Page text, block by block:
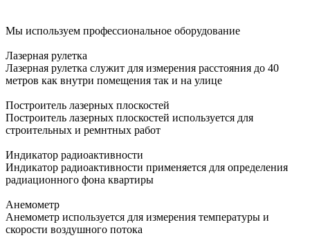
Мы используем профессиональное оборудование
Лазерная рулетка
Лазерная рулетка служит для измерения расстояния до 40
метров как внутри помещения так и на улице
Построитель лазерных плоскостей
Построитель лазерных плоскостей используется для
строительных и ремнтных работ
Индикатор радиоактивности
Индикатор радиоактивности применяется для определения
радиационного фона квартиры
Анемометр
Анемометр используется для измерения температуры и
скорости воздушного потока